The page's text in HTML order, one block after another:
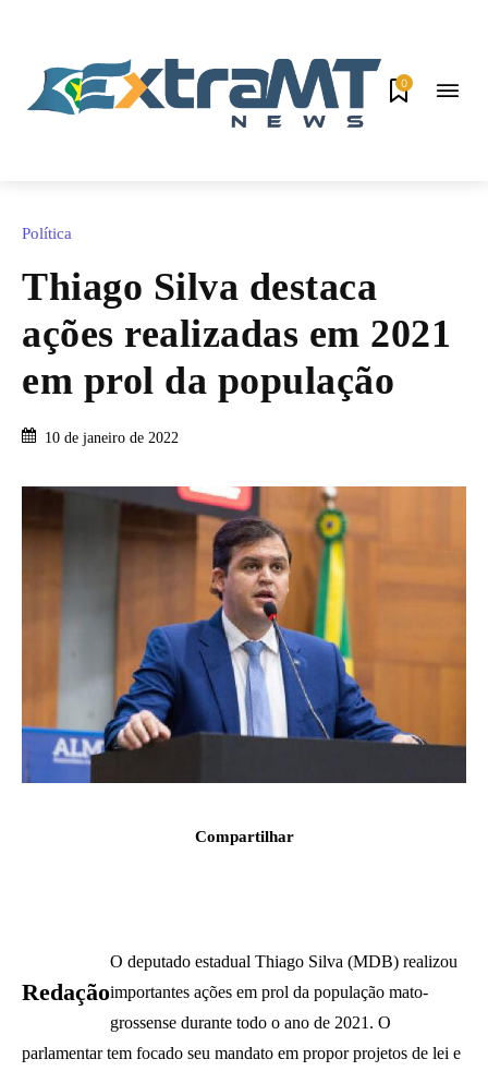
0
Política
Thiago Silva destaca
ações realizadas em 2021
em prol da população
10 de janeiro de 2022
Compartilhar
Redação
O deputado estadual Thiago Silva (MDB) realizou
importantes ações em prol da população mato-
grossense durante todo o ano de 2021. O
parlamentar tem focado seu mandato em propor projetos de lei e